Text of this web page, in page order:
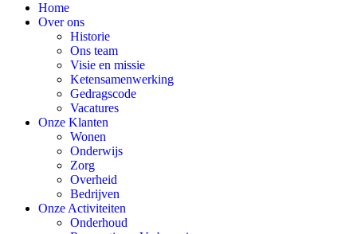
Home
Over ons
Historie
Ons team
Visie en missie
Ketensamenwerking
Gedragscode
Vacatures
Onze Klanten
Wonen
Onderwijs
Zorg
Overheid
Bedrijven
Onze Activiteiten
Onderhoud